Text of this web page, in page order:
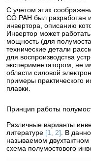
С учетом этих
СО РАН был разработан и
инвертора, описанию
Инвертор может
мощность (для
технические детали
для воспроизводства
экспериментатором, не
области силовой
примеры практического
плавки.
Принцип работы
Различные варианты
литературе [1, 2] . В
называемом
схема полумостового